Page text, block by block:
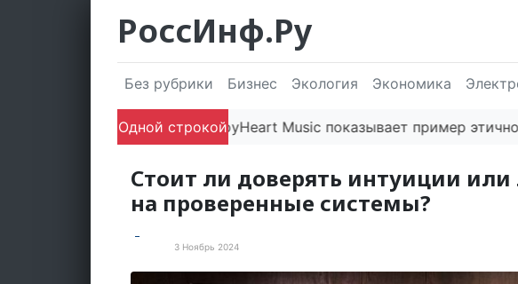
РоссИнф.Ру
Без рубрики Бизнес Экология Экономика
Одной строкой
Лейбл JoyHeart Music показывает пример этичного
Стоит ли доверять интуиции или
на проверенные системы?
3 Ноябрь 2024